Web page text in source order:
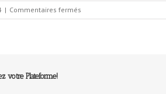
| Commentaires fermés
Fixed
votre Plateforme!